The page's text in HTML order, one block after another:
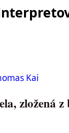
Kai
zložená